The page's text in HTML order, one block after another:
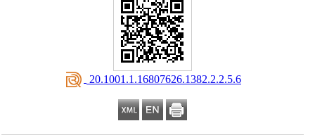
‎ 20.1001.1.16807626.1382.2.2.5.6